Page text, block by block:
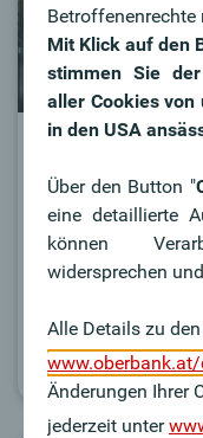
Welcher
mir?
Rollläden,
Optimal geschützt
Mit Klick auf den
stimmen Sie
aller Cookies von
in den USA
Über den Button "
eine detaillierte
können
widersprechen
Alle Details zu
Änderungen Ihrer
jederzeit unter